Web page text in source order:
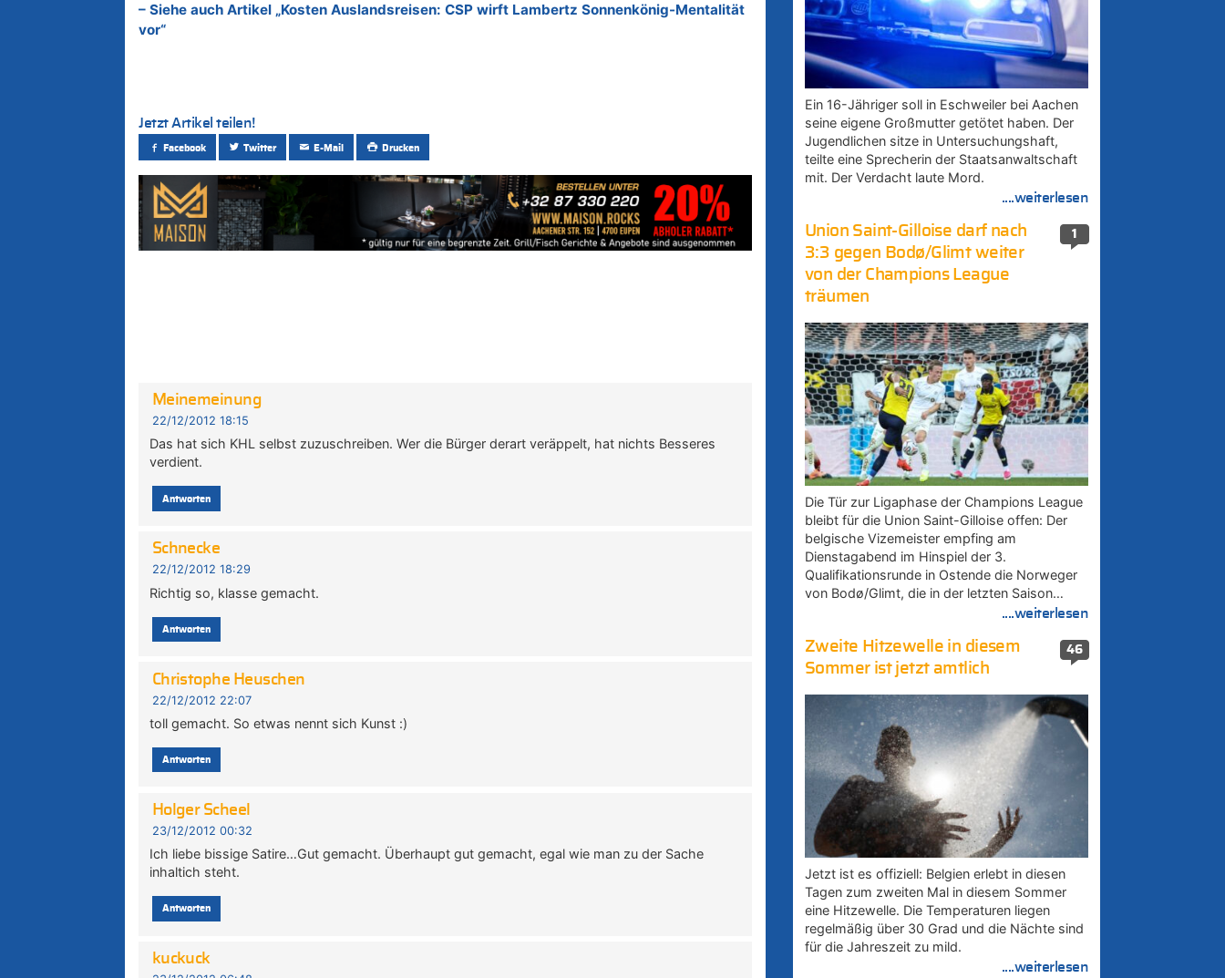
– Siehe auch Artikel „Kosten Auslandsreisen: CSP wirft Lambertz Sonnenkönig-Mentalität
vor“
Jetzt Artikel teilen!
Facebook Twitter E-Mail Drucken
Meinemeinung
22/12/2012 18:15
Das hat sich KHL selbst zuzuschreiben. Wer die Bürger derart veräppelt, hat nichts Besseres
verdient.
Antworten
Schnecke
22/12/2012 18:29
Richtig so, klasse gemacht.
Antworten
Christophe Heuschen
22/12/2012 22:07
toll gemacht. So etwas nennt sich Kunst :)
Antworten
Holger Scheel
23/12/2012 00:32
Ich liebe bissige Satire…Gut gemacht. Überhaupt gut gemacht, egal wie man zu der Sache
inhaltich steht.
Antworten
kuckuck
Ein 16-Jähriger soll in Eschweiler bei Aachen
seine eigene Großmutter getötet haben. Der
Jugendlichen sitze in Untersuchungshaft,
teilte eine Sprecherin der Staatsanwaltschaft
mit. Der Verdacht laute Mord.
....weiterlesen
1
Union Saint-Gilloise darf nach
3:3 gegen Bodø/Glimt weiter
von der Champions League
träumen
Die Tür zur Ligaphase der Champions League
bleibt für die Union Saint-Gilloise offen: Der
belgische Vizemeister empfing am
Dienstagabend im Hinspiel der 3.
Qualifikationsrunde in Ostende die Norweger
von Bodø/Glimt, die in der letzten Saison…
....weiterlesen
46
Zweite Hitzewelle in diesem
Sommer ist jetzt amtlich
Jetzt ist es offiziell: Belgien erlebt in diesen
Tagen zum zweiten Mal in diesem Sommer
eine Hitzewelle. Die Temperaturen liegen
regelmäßig über 30 Grad und die Nächte sind
für die Jahreszeit zu mild.
....weiterlesen